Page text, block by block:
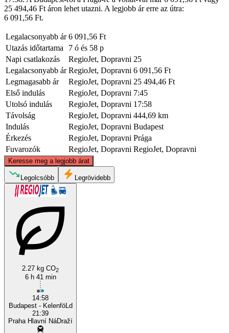
25 494,46 Ft áron lehet utazni. A legjobb ár erre az útra:
6 091,56 Ft.
Legalacsonyabb ár 6 091,56 Ft
Utazás időtartama
7 ó és 58 p
Napi csatlakozás
RegioJet, Dopravni 25
Legalacsonyabb ár RegioJet, Dopravni 6 091,56 Ft
Legmagasabb ár
RegioJet, Dopravni 25 494,46 Ft
Első indulás
RegioJet, Dopravni 7:45
Utolsó indulás
RegioJet, Dopravni 17:58
Távolság
RegioJet, Dopravni 444,69 km
Indulás
RegioJet, Dopravni Budapest
Érkezés
RegioJet, Dopravni Prága
Fuvarozók
RegioJet, Dopravni RegioJet, Dopravni
Keresse meg a legjobb árat
Prague
©CARTO, ©OpenStreetMapcontributors
Legolcsóbb Legrövidebb
2.27 kg CO2
6 h 41 min
14:58
Budapest - KelenföLd
21:39
Praha Hlavní NáDraží